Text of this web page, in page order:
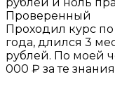
Проверенный
Проходил курс по
года, длился 3
рублей. По моей
000 ₽ за те